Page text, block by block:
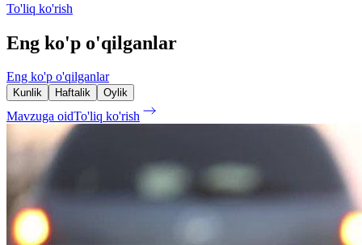
To'liq ko'rish
Eng ko'p o'qilganlar
Eng ko'p o'qilganlar
Kunlik Haftalik Oylik
Mavzuga oidTo'liq ko'rish